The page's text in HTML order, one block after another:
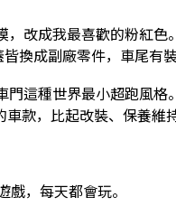
改成我最喜歡的粉紅色
換成副廠零件，車尾有裝
門這種世界最小超跑風
款，比起改裝、保養維
，每天都會玩。